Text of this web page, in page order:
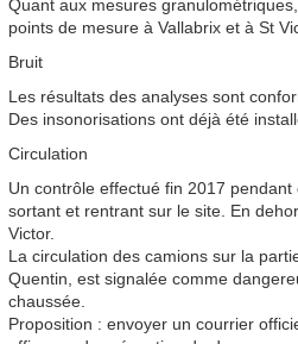
Quant aux mesures
points de mesure à Vallabrix et à St
Bruit
Les résultats des analyses sont
Des insonorisations ont déjà été
Circulation
Un contrôle effectué fin 2017
sortant et rentrant sur le site. En
Victor.
La circulation des camions sur la
Quentin, est signalée comme
chaussée.
Proposition : envoyer un courrier